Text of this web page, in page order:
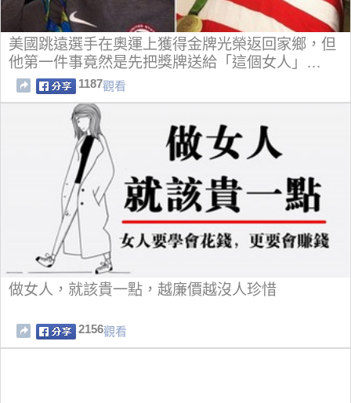
美國跳遠選手在奧運上獲得金牌光榮返回家鄉，但
他第一件事竟然是先把獎牌送給「這個女人」…
1187觀看
做女人，就該貴一點，越廉價越沒人珍惜
2156觀看